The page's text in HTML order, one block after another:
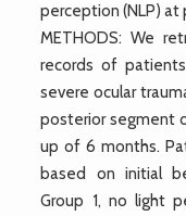
perception (NLP)
METHODS: We
records of
severe ocular
posterior segment
up of 6 months.
based on initial
Group 1, no light